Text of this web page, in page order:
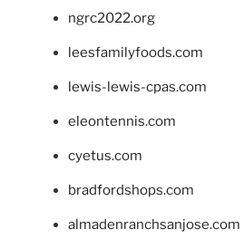
ngrc2022.org
leesfamilyfoods.com
lewis-lewis-cpas.com
eleontennis.com
cyetus.com
bradfordshops.com
almadenranchsanjose.com